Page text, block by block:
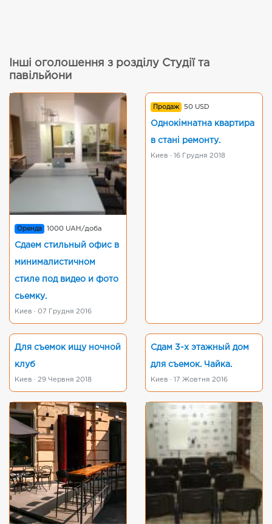
Інші оголошення з розділу Студії та
павільйони
Оренда 1000 UAH/доба
Сдаем стильный офис в
минималистичном
стиле под видео и фото
сьемку.
Киев · 07 Грудня 2016
Продаж 50 USD
Однокімнатна квартира
в стані ремонту.
Киев · 16 Грудня 2018
Для съемок ищу ночной
клуб
Киев · 29 Червня 2018
Сдам 3-х этажный дом
для съемок. Чайка.
Киев · 17 Жовтня 2016